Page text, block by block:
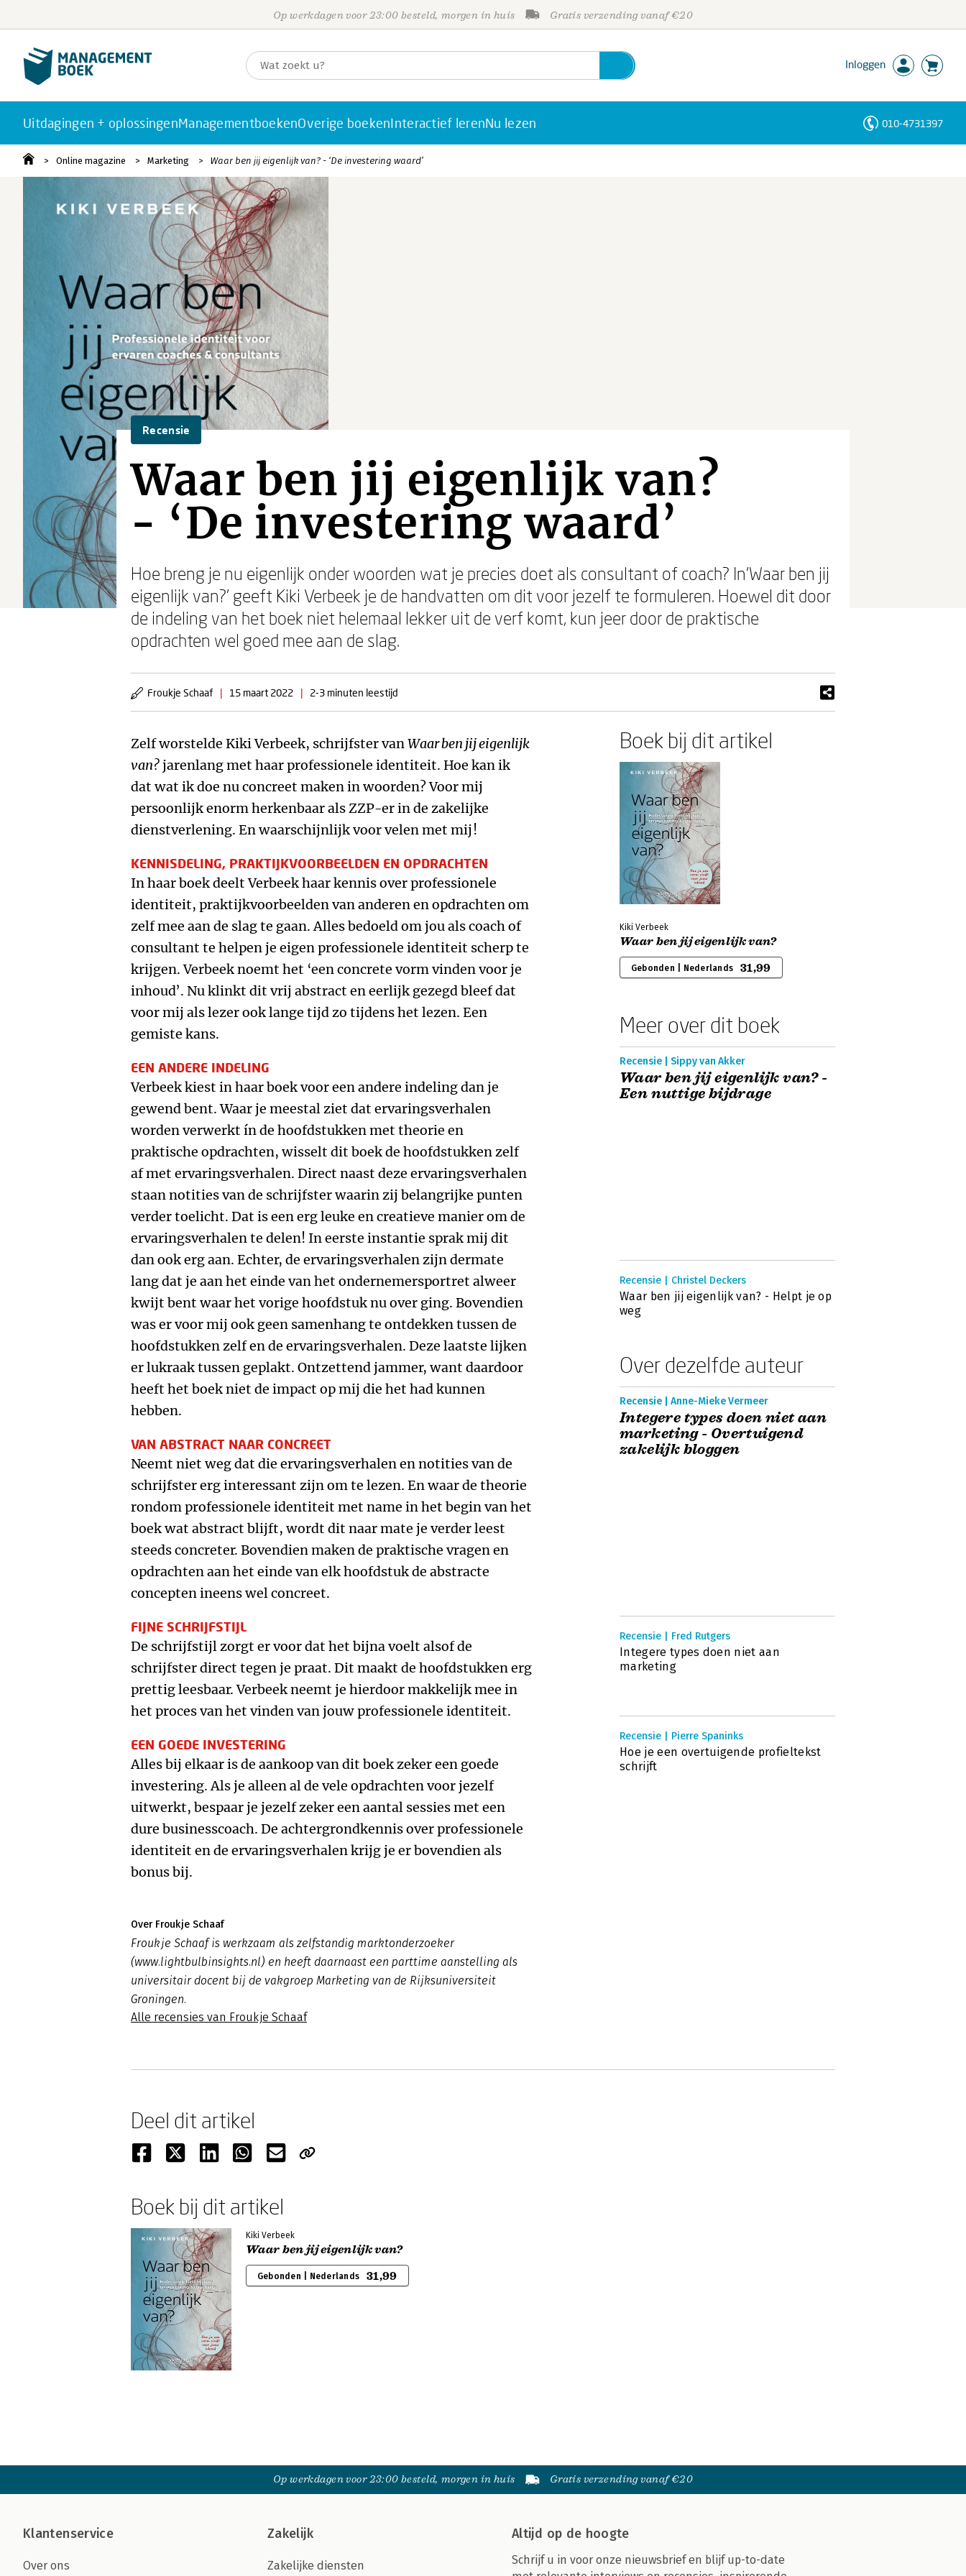
Op werkdagen voor 23:00 besteld, morgen in huis Gratis verzending vanaf €20
Inloggen
Uitdagingen + oplossingenManagementboekenOverige boekenInteractief lerenNu lezen 010-4731397
Online magazine Marketing Waar ben jij eigenlijk van? - ‘De investering waard’
Recensie
Waar ben jij eigenlijk van?
- ‘De investering waard’
Hoe breng je nu eigenlijk onder woorden wat je precies doet als consultant of coach? In‘Waar ben jij
eigenlijk van?’ geeft Kiki Verbeek je de handvatten om dit voor jezelf te formuleren. Hoewel dit door
de indeling van het boek niet helemaal lekker uit de verf komt, kun jeer door de praktische
opdrachten wel goed mee aan de slag.
Froukje Schaaf | 15 maart 2022 | 2-3 minuten leestijd
Zelf worstelde Kiki Verbeek, schrijfster vanWaar ben jij eigenlijk
van?jarenlang met haar professionele identiteit. Hoe kan ik
dat wat ik doe nu concreet maken in woorden? Voor mij
persoonlijk enorm herkenbaar als ZZP-er in de zakelijke
dienstverlening. En waarschijnlijk voor velen met mij!
KENNISDELING, PRAKTIJKVOORBEELDEN EN OPDRACHTEN
In haar boek deelt Verbeek haar kennis over professionele
identiteit, praktijkvoorbeelden van anderen en opdrachten om
zelf mee aan de slag te gaan. Alles bedoeld om jou als coach of
consultant te helpen je eigen professionele identiteit scherp te
krijgen. Verbeek noemt het ‘een concrete vorm vinden voor je
inhoud’. Nu klinkt dit vrij abstract en eerlijk gezegd bleef dat
voor mij als lezer ook lange tijd zo tijdens het lezen. Een
gemiste kans.
EEN ANDERE INDELING
Verbeek kiest in haar boek voor een andere indeling dan je
gewend bent. Waar je meestal ziet dat ervaringsverhalen
worden verwerkt ín de hoofdstukken met theorie en
praktische opdrachten, wisselt dit boek de hoofdstukken zelf
af met ervaringsverhalen. Direct naast deze ervaringsverhalen
staan notities van de schrijfster waarin zij belangrijke punten
verder toelicht. Dat is een erg leuke en creatieve manier om de
ervaringsverhalen te delen! In eerste instantie sprak mij dit
dan ook erg aan. Echter, de ervaringsverhalen zijn dermate
lang dat je aan het einde van het ondernemersportret alweer
kwijt bent waar het vorige hoofdstuk nu over ging. Bovendien
was er voor mij ook geen samenhang te ontdekken tussen de
hoofdstukken zelf en de ervaringsverhalen. Deze laatste lijken
er lukraak tussen geplakt. Ontzettend jammer, want daardoor
heeft het boek niet de impact op mij die het had kunnen
hebben.
VAN ABSTRACT NAAR CONCREET
Neemt niet weg dat die ervaringsverhalen en notities van de
schrijfster erg interessant zijn om te lezen. En waar de theorie
rondom professionele identiteit met name in het begin van het
boek wat abstract blijft, wordt dit naar mate je verder leest
steeds concreter. Bovendien maken de praktische vragen en
opdrachten aan het einde van elk hoofdstuk de abstracte
concepten ineens wel concreet.
FIJNE SCHRIJFSTIJL
De schrijfstijl zorgt er voor dat het bijna voelt alsof de
schrijfster direct tegen je praat. Dit maakt de hoofdstukken erg
prettig leesbaar. Verbeek neemt je hierdoor makkelijk mee in
het proces van het vinden van jouw professionele identiteit.
EEN GOEDE INVESTERING
Alles bij elkaar is de aankoop van dit boek zeker een goede
investering. Als je alleen al de vele opdrachten voor jezelf
uitwerkt, bespaar je jezelf zeker een aantal sessies met een
dure businesscoach. De achtergrondkennis over professionele
identiteit en de ervaringsverhalen krijg je er bovendien als
bonus bij.
Over Froukje Schaaf
Froukje Schaaf is werkzaam als zelfstandig marktonderzoeker
(www.lightbulbinsights.nl) en heeft daarnaast een parttime aanstelling als
universitair docent bij de vakgroep Marketing van de Rijksuniversiteit
Groningen.
Alle recensies van Froukje Schaaf
Boek bij dit artikel
Kiki Verbeek
Waar ben jij eigenlijk van?
Gebonden | Nederlands 31,99
Meer over dit boek
Recensie | Sippy van Akker
Waar ben jij eigenlijk van? -
Een nuttige bijdrage
Recensie | Christel Deckers
Waar ben jij eigenlijk van? - Helpt je op
weg
Over dezelfde auteur
Recensie | Anne-Mieke Vermeer
Integere types doen niet aan
marketing - Overtuigend
zakelijk bloggen
Recensie | Fred Rutgers
Integere types doen niet aan
marketing
Recensie | Pierre Spaninks
Hoe je een overtuigende profieltekst
schrijft
Deel dit artikel
Boek bij dit artikel
Kiki Verbeek
Waar ben jij eigenlijk van?
Gebonden | Nederlands 31,99
Op werkdagen voor 23:00 besteld, morgen in huis Gratis verzending vanaf €20
Klantenservice
Over ons
Zakelijk
Zakelijke diensten
Altijd op de hoogte
Schrijf u in voor onze nieuwsbrief en blijf up-to-date
Personen